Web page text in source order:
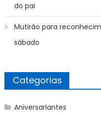
do pai
Mutirão para
sábado
Categorias
Aniversariantes